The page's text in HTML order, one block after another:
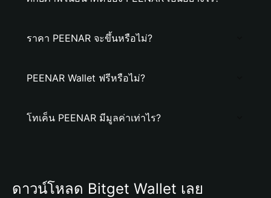
ราคา PEENAR จะขึ้นหรือไม่?
PEENAR Wallet ฟรีหรือไม่?
โทเค็น PEENAR มีมูลค่าเท่าไร?
ดาวน์โหลด Bitget Wallet เลย